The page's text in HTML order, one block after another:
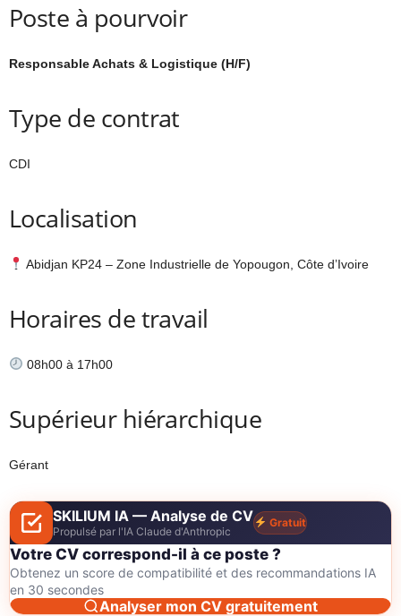
Poste à pourvoir
Responsable Achats & Logistique (H/F)
Type de contrat
CDI
Localisation
Abidjan KP24 – Zone Industrielle de Yopougon, Côte d’Ivoire
Horaires de travail
08h00 à 17h00
Supérieur hiérarchique
Gérant
SKILIUM IA — Analyse de CV
Propulsé par l'IA Claude d'Anthropic
Gratuit
Votre CV correspond-il à ce poste ?
Obtenez un score de compatibilité et des recommandations IA
en 30 secondes
Analyser mon CV gratuitement